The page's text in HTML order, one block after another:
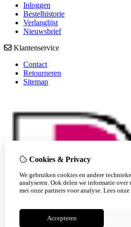
Inloggen
Bestelhistorie
Verlanglijst
Nieuwsbrief
Klantenservice
Contact
Retourneren
Sitemap
Cookies & Privacy
We gebruiken cookies en andere
analyseren. Ook delen we informatie
met onze partners voor analyse. Lees
Accepteren